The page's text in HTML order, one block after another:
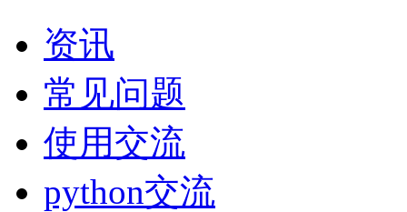
资讯
常见问题
使用交流
python交流